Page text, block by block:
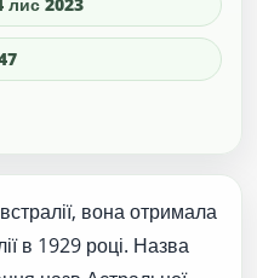
вона отримала
в 1929 році. Назва